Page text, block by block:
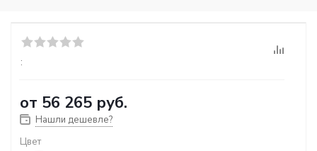
:
от 56 265 руб.
Нашли дешевле?
Цвет